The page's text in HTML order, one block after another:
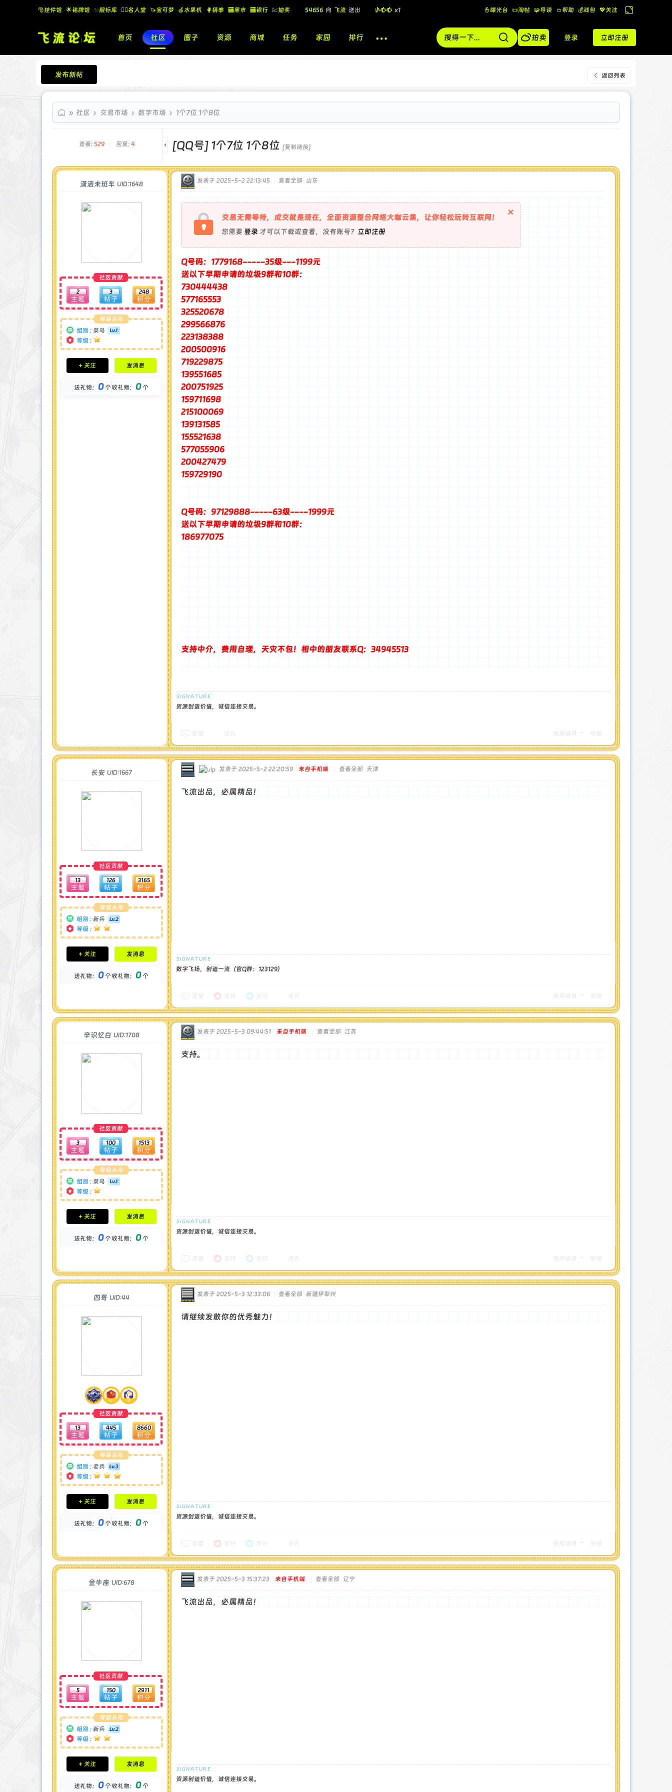
🎅挂件馆 🌟铭牌馆 ✨️靓标库 🧚‍♂️名人堂 🦄宝可梦 🍎水果机 🥊猜拳 🏧黑市 🏧银行 💹抽奖
54656 向 飞流 送出 小心心 x1
飞流 向 北 酷盖墨镜
👮曝光台 📜淘帖 🧩导读 👛帮助 💰️钱包 💖关注
换
到
宽
版
首页 社区 圈子 资源 商城 任务 家园 排行 拍卖 登录 立即注册
返回列表
发布新帖
飞流论坛
» 社区 › 交易市场 › 数字市场 › 1个7位 1个8位
查看: 529 回复: 4 [QQ号] 1个7位 1个8位 [复制链接]
潇洒未班车 UID:1648
社区贡献
2 3 248
等级头衔
组别 : 菜鸟
等级 :
积分成就
钻石 : 0 颗
金币 : 0 枚
+ 关注 发消息
送礼物： 0个收礼物： 0个
发表于 2025-5-2 22:13:45 查看全部 山东
交易无需等待，成交就是现在，全面资源整合网络大咖云集，让你轻松玩转互联网！
您需要 登录 才可以下载或查看，没有账号？ 立即注册
×
Q号码：1779168-----35级---1199元
送以下早期申请的垃圾9群和10群：
730444438
577165553
325520678
299566876
223138388
200500916
719229875
139551685
200751925
159711698
215100069
139131585
155521638
577055906
200427479
159729190
Q号码：97129888-----63级----1999元
送以下早期申请的垃圾9群和10群：
186977075
支持中介，费用自理，天灾不包！相中的朋友联系Q：34945513
资源创造价值，诚信连接交易。
长安 UID:1667
社区贡献
13 126 3165
等级头衔
组别 : 新兵
等级 :
积分成就
钻石 : 3 颗
金币 : 0 枚
+ 关注 发消息
送礼物： 0个收礼物： 0个
发表于 2025-5-2 22:20:59 来自手机端 查看全部 天津
飞流出品，必属精品！
数字飞扬，创造一流（官Q群：123129）
辛识忆白 UID:1708
社区贡献
3 100 1513
等级头衔
组别 : 菜鸟
等级 :
积分成就
钻石 : 0 颗
金币 : 0 枚
+ 关注 发消息
送礼物： 0个收礼物： 0个
发表于 2025-5-3 09:44:51 来自手机端 查看全部 江苏
支持。
资源创造价值，诚信连接交易。
四哥 UID:44
社区贡献
13 445 8660
等级头衔
组别 : 老兵
等级 :
积分成就
钻石 : 0 颗
金币 : 0 枚
+ 关注 发消息
送礼物： 0个收礼物： 0个
发表于 2025-5-3 12:33:06 查看全部 新疆伊犁州
请继续发散你的优秀魅力！
资源创造价值，诚信连接交易。
金牛座 UID:678
社区贡献
5 150 2911
等级头衔
组别 : 新兵
等级 :
积分成就
钻石 : 0 颗
金币 : 0 枚
+ 关注 发消息
送礼物： 0个收礼物： 0个
发表于 2025-5-3 15:37:23 来自手机端 查看全部 辽宁
飞流出品，必属精品！
资源创造价值，诚信连接交易。